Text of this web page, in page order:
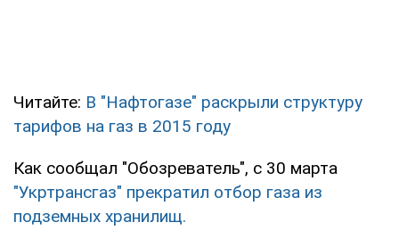
Читайте: В "Нафтогазе" раскрыли структуру
тарифов на газ в 2015 году
Как сообщал "Обозреватель", с 30 марта
"Укртрансгаз" прекратил отбор газа из
подземных хранилищ.